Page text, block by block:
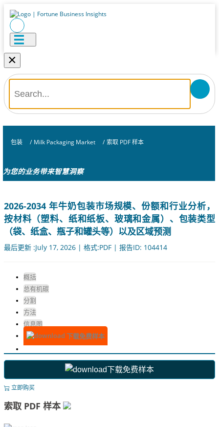
×
包装 / Milk Packaging Market / 索取 PDF 样本
为您的业务带来智慧洞察
2026-2034 年牛奶包装市场规模、份额和行业分析，
按材料（塑料、纸和纸板、玻璃和金属）、包装类型
（袋、纸盒、瓶子和罐头等）以及区域预测
最后更新 :July 17, 2026 | 格式:PDF | 报告ID: 104414
概括
总有机碳
分割
方法
信息图
下载免费样本
下载免费样本
立即购买
索取 PDF 样本